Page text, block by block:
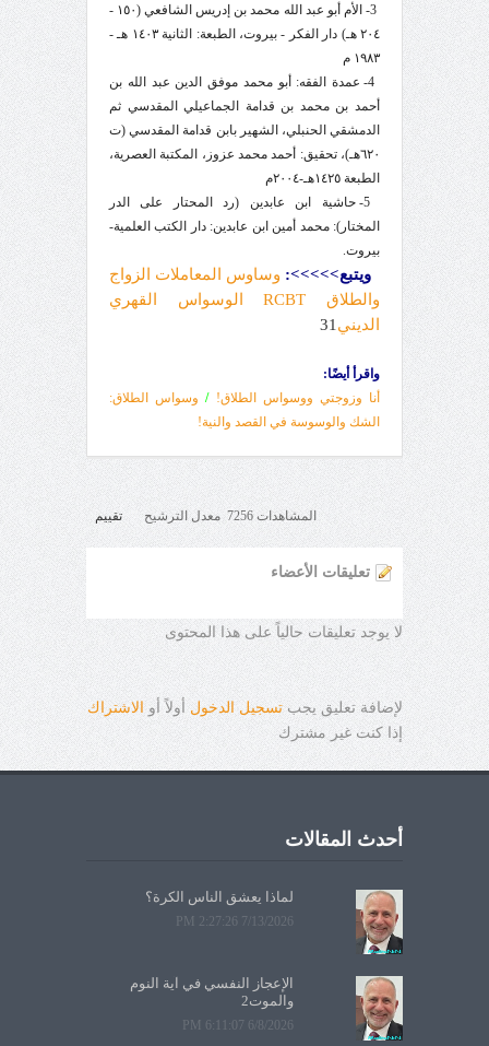
3- الأم أبو عبد الله محمد بن إدريس الشافعي (١٥٠ -
٢٠٤ هـ) دار الفكر - بيروت، الطبعة: الثانية ١٤٠٣ هـ -
١٩٨٣ م
4- عمدة الفقه: أبو محمد موفق الدين عبد الله بن
أحمد بن محمد بن قدامة الجماعيلي المقدسي ثم
الدمشقي الحنبلي، الشهير بابن قدامة المقدسي (ت
٦٢٠هـ)، تحقيق: أحمد محمد عزوز، المكتبة العصرية،
الطبعة ١٤٢٥هـ-٢٠٠٤م
5- حاشية ابن عابدين (رد المحتار على الدر
المختار): محمد أمين ابن عابدين: دار الكتب العلمية-
بيروت.
ويتبع>>>>>
: وساوس المعاملات الزواج
والطلاق RCBT الوسواس القهري
الديني 31
واقرأ أيضًا:
أنا وزوجتي ووسواس الطلاق! / وسواس الطلاق:
الشك والوسوسة في القصد والنية!
المشاهدات 7256 معدل الترشيح تقييم
تعليقات الأعضاء
لا يوجد تعليقات حالياً على هذا المحتوى
لإضافة تعليق يجب تسجيل الدخول أولاً أو الاشتراك
إذا كنت غير مشترك
أحدث المقالات
لماذا يعشق الناس الكرة؟
7/13/2026 2:27:26 PM
الإعجاز النفسي في آية النوم
والموت2
6/8/2026 6:11:07 PM